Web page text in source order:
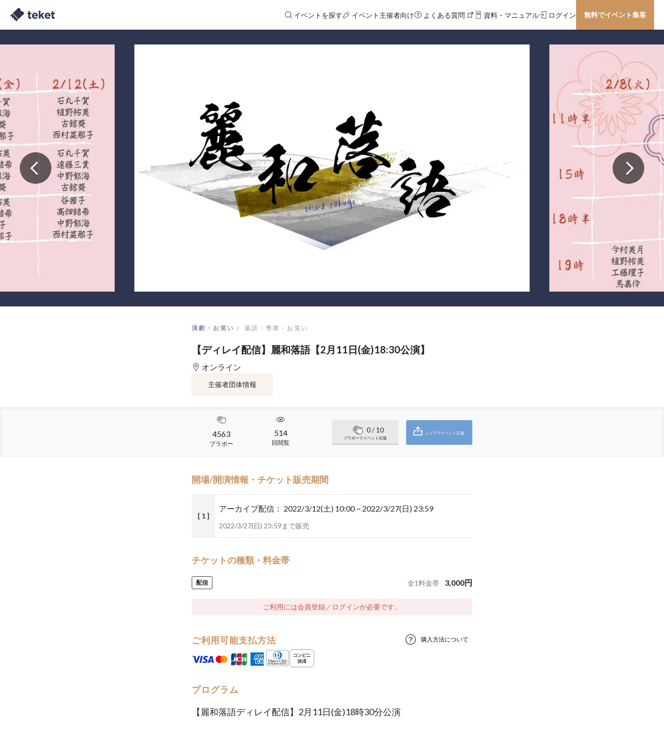
イベントを探す イベント主催者向け よくある質問 資料・マニュアル ログイン 無料でイベント集客
演劇・お笑い 落語・寄席・お笑い
【ディレイ配信】麗和落語【2月11日(金)18:30公演】
オンライン
主催者団体情報
4563
ブラボー
514
回閲覧
0/ 10
ブラボーでイベント応援
シェアでイベント応援
開場/開演情報・チケット販売期間
[ 1 ]
アーカイブ配信： 2022/3/12(土) 10:00 ~ 2022/3/27(日) 23:59
2022/3/27(日) 23:59まで販売
チケットの種類・料金帯
配信 全1料金帯 3,000円
ご利用には会員登録／ログインが必要です。
ご利用可能支払方法 購入方法について
プログラム
【麗和落語ディレイ配信】2月11日(金)18時30分公演